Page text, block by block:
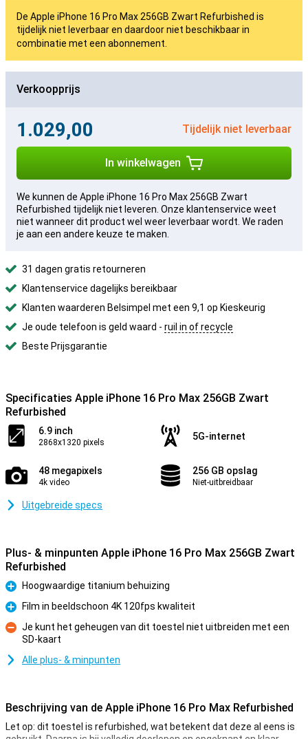
De Apple iPhone 16 Pro Max 256GB Zwart Refurbished is
tijdelijk niet leverbaar en daardoor niet beschikbaar in
combinatie met een abonnement.
Verkoopprijs
1.029,00 Tijdelijk niet leverbaar
In winkelwagen
We kunnen de Apple iPhone 16 Pro Max 256GB Zwart
Refurbished tijdelijk niet leveren. Onze klantenservice weet
niet wanneer dit product wel weer leverbaar wordt. We raden
je aan een andere keuze te maken.
31 dagen gratis retourneren
Klantenservice dagelijks bereikbaar
Klanten waarderen Belsimpel met een 9,1 op Kieskeurig
Je oude telefoon is geld waard - ruil in of recycle
Beste Prijsgarantie
Specificaties Apple iPhone 16 Pro Max 256GB Zwart
Refurbished
6.9 inch
2868x1320 pixels
5G-internet
48 megapixels
4k video
256 GB opslag
Niet-uitbreidbaar
Uitgebreide specs
Plus- & minpunten Apple iPhone 16 Pro Max 256GB Zwart
Refurbished
Pluspunt
Hoogwaardige titanium behuizing
Pluspunt
Film in beeldschoon 4K 120fps kwaliteit
Minpunt
Je kunt het geheugen van dit toestel niet uitbreiden met een
SD-kaart
Alle plus- & minpunten
Beschrijving van de Apple iPhone 16 Pro Max Refurbished
Let op: dit toestel is refurbished, wat betekent dat deze al eens is